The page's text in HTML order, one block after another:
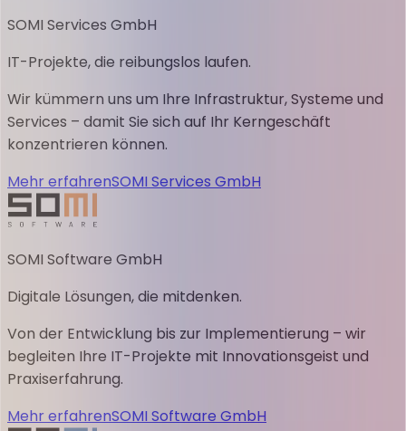
SOMI Services GmbH
IT-Projekte, die reibungslos laufen.
Wir kümmern uns um Ihre Infrastruktur, Systeme und
Services – damit Sie sich auf Ihr Kerngeschäft
konzentrieren können.
Mehr erfahrenSOMI Services GmbH
SOMI Software GmbH
Digitale Lösungen, die mitdenken.
Von der Entwicklung bis zur Implementierung – wir
begleiten Ihre IT-Projekte mit Innovationsgeist und
Praxiserfahrung.
Mehr erfahrenSOMI Software GmbH